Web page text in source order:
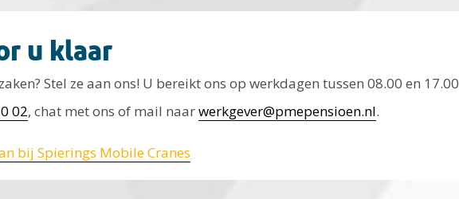
u klaar
Stel ze aan ons! U bereikt ons op werkdagen tussen 08.00 en 17.00
02, chat met ons of mail naarwerkgever@pmepensioen.nl.
bij Spierings Mobile Cranes